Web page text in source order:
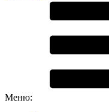
Меню: